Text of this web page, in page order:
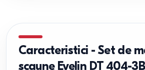
Caracteristici - Set de
scaune Evelin DT 404-